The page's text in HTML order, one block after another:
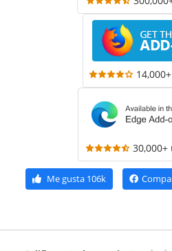
Me gusta106k